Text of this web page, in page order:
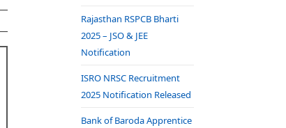
Rajasthan RSPCB Bharti
2025 – JSO & JEE
Notification
ISRO NRSC Recruitment
2025 Notification Released
Bank of Baroda Apprentice